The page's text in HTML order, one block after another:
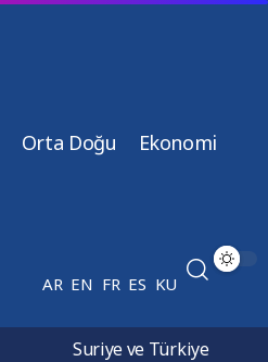
Orta Doğu Ekonomi
AR EN FR ES KU
Suriye ve Türkiye